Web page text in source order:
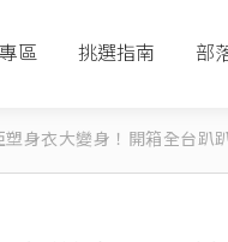
區 挑選指南 部
塑身衣大變身！開箱全台